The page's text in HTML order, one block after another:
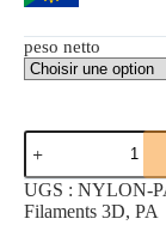
peso netto
quantité
de
Nylon
PA12
CF
UGS : NYLON-
Filaments 3D, PA